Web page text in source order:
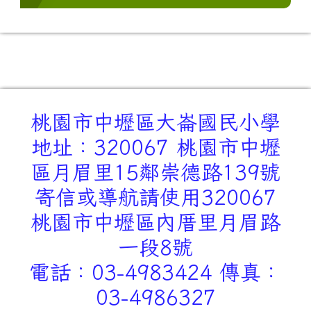
桃園市中壢區大崙國民小學
地址：320067 桃園市中壢
區月眉里15鄰崇德路139號
寄信或導航請使用320067
桃園市中壢區內厝里月眉路
一段8號
電話：03-4983424 傳真：
03-4986327